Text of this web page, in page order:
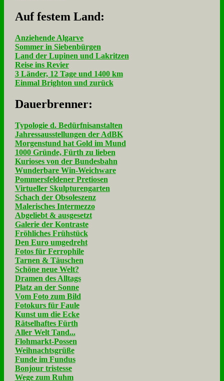
Auf fe­stem Land:
Anziehende Algarve
Sommer in Siebenbürgen
Land der Lupinen und Lakritzen
Reise ins Revier
3 Länder, 12 Tage und 1400 km
Einmal Brighton und zurück
Dau­er­bren­ner:
Typologie d. Bedürfnisanstalten
Jahressausstellungen der AdBK
Morgenstund hat Gold im Mund
1000 Gründe, Fürth zu lieben
Kurioses von der Bundesbahn
Wunderbare Win-Weichware
Pommersfeldener Pretiosen
Virtueller Skulpturengarten
Schach der Obsoleszenz
Malerisches Intermezzo
Abgeliebt & ausgesetzt
Galerie der Kontraste
Fröhliches Frühstück
Den Euro umgedreht
Fotos für Ferrophile
Tarnen & Täuschen
Schöne neue Welt?
Dramen des Alltags
Platz an der Sonne
Vom Foto zum Bild
Fotokurs für Faule
Kunst um die Ecke
Rätselhaftes Fürth
Aller Welt Tand...
Flohmarkt-Possen
Weihnachtsgrüße
Funde im Fundus
Bonjour tristesse
Wege zum Ruhm